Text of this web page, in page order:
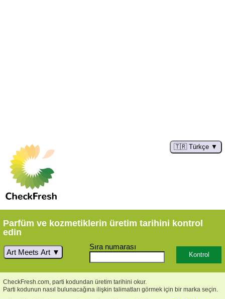
🇹🇷 Türkçe
Parfüm ve kozmetiklerin üretim tarihini kontrol
edin
Art Meets Art
Sıra numarası
CheckFresh.com, parti kodundan üretim tarihini okur.
Parti kodunun nasıl bulunacağına ilişkin talimatları görmek için bir marka seçin.